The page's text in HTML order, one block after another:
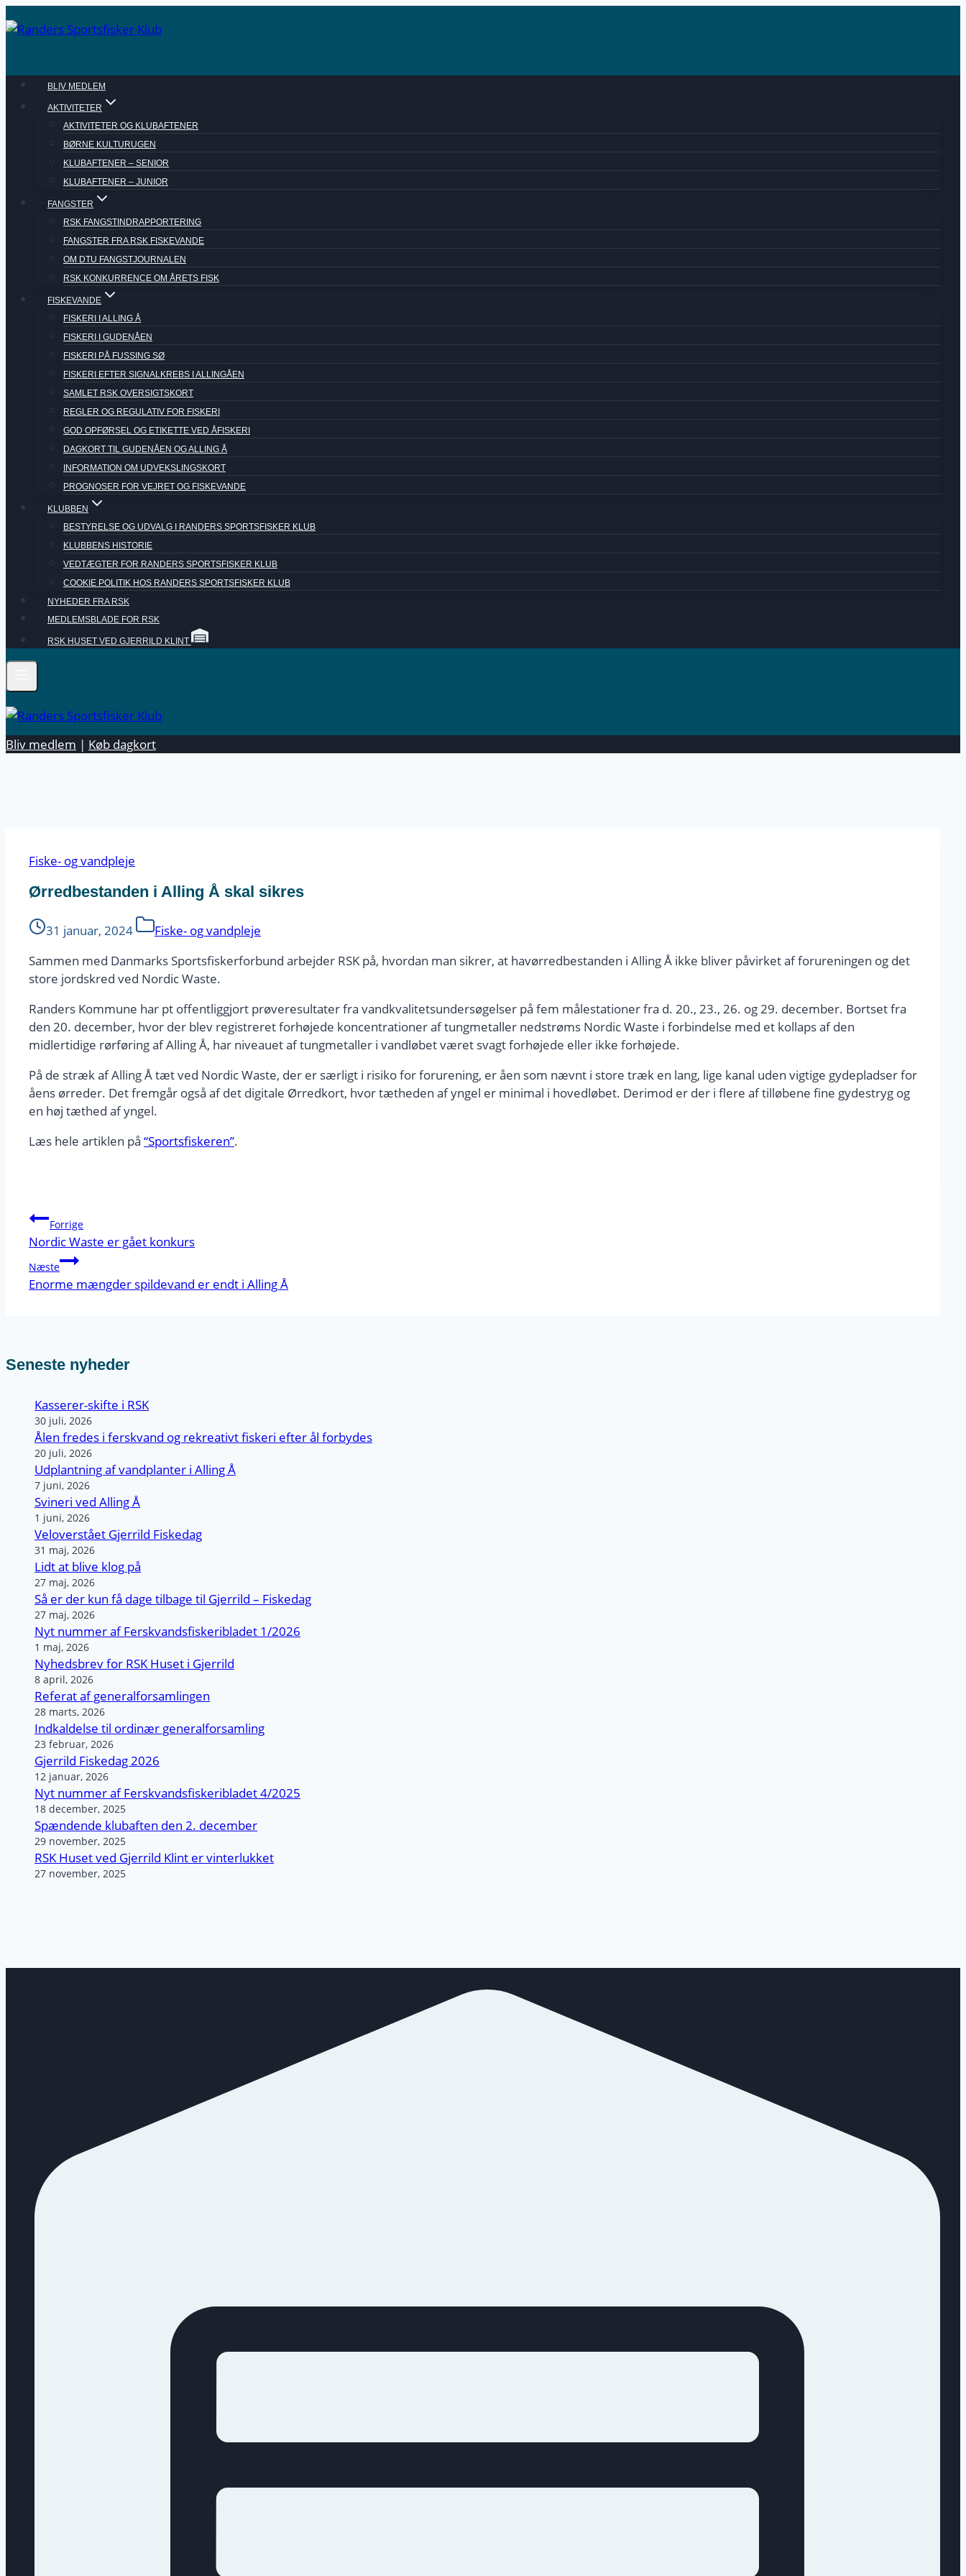
til
BLIV MEDLEM
AKTIVITETER
AKTIVITETER OG KLUBAFTENER
BØRNE KULTURUGEN
KLUBAFTENER – SENIOR
KLUBAFTENER – JUNIOR
FANGSTER
RSK FANGSTINDRAPPORTERING
FANGSTER FRA RSK FISKEVANDE
OM DTU FANGSTJOURNALEN
RSK KONKURRENCE OM ÅRETS FISK
FISKEVANDE
FISKERI I ALLING Å
FISKERI I GUDENÅEN
FISKERI PÅ FUSSING SØ
FISKERI EFTER SIGNALKREBS I ALLINGÅEN
SAMLET RSK OVERSIGTSKORT
REGLER OG REGULATIV FOR FISKERI
GOD OPFØRSEL OG ETIKETTE VED ÅFISKERI
DAGKORT TIL GUDENÅEN OG ALLING Å
INFORMATION OM UDVEKSLINGSKORT
PROGNOSER FOR VEJRET OG FISKEVANDE
KLUBBEN
BESTYRELSE OG UDVALG I RANDERS SPORTSFISKER KLUB
KLUBBENS HISTORIE
VEDTÆGTER FOR RANDERS SPORTSFISKER KLUB
COOKIE POLITIK HOS RANDERS SPORTSFISKER KLUB
NYHEDER FRA RSK
MEDLEMSBLADE FOR RSK
RSK HUSET VED GJERRILD KLINT
Bliv medlem | Køb dagkort
Fiske- og vandpleje
Ørredbestanden i Alling Å skal sikres
31 januar, 2024
Fiske- og vandpleje
Sammen med Danmarks Sportsfiskerforbund arbejder RSK på, hvordan man sikrer, at havørredbestanden i Alling Å ikke bliver påvirket af forureningen og det
store jordskred ved Nordic Waste.
Randers Kommune har pt offentliggjort prøveresultater fra vandkvalitetsundersøgelser på fem målestationer fra d. 20., 23., 26. og 29. december. Bortset fra
den 20. december, hvor der blev registreret forhøjede koncentrationer af tungmetaller nedstrøms Nordic Waste i forbindelse med et kollaps af den
midlertidige rørføring af Alling Å, har niveauet af tungmetaller i vandløbet været svagt forhøjede eller ikke forhøjede.
På de stræk af Alling Å tæt ved Nordic Waste, der er særligt i risiko for forurening, er åen som nævnt i store træk en lang, lige kanal uden vigtige gydepladser for
åens ørreder. Det fremgår også af det digitale Ørredkort, hvor tætheden af yngel er minimal i hovedløbet. Derimod er der i flere af tilløbene fine gydestryg og
en høj tæthed af yngel.
Læs hele artiklen på “Sportsfiskeren”.
Indlægsnavigation
Forrige
Nordic Waste er gået konkurs
Næste
Enorme mængder spildevand er endt i Alling Å
Seneste nyheder
Kasserer-skifte i RSK
30 juli, 2026
Ålen fredes i ferskvand og rekreativt fiskeri efter ål forbydes
20 juli, 2026
Udplantning af vandplanter i Alling Å
7 juni, 2026
Svineri ved Alling Å
1 juni, 2026
Veloverstået Gjerrild Fiskedag
31 maj, 2026
Lidt at blive klog på
27 maj, 2026
Så er der kun få dage tilbage til Gjerrild – Fiskedag
27 maj, 2026
Nyt nummer af Ferskvandsfiskeribladet 1/2026
1 maj, 2026
Nyhedsbrev for RSK Huset i Gjerrild
8 april, 2026
Referat af generalforsamlingen
28 marts, 2026
Indkaldelse til ordinær generalforsamling
23 februar, 2026
Gjerrild Fiskedag 2026
12 januar, 2026
Nyt nummer af Ferskvandsfiskeribladet 4/2025
18 december, 2025
Spændende klubaften den 2. december
29 november, 2025
RSK Huset ved Gjerrild Klint er vinterlukket
27 november, 2025